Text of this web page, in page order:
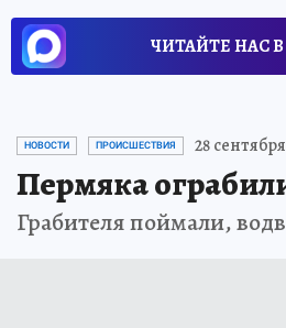
ЧИТАЙТЕ НАС
НОВОСТИ ПРОИСШЕСТВИЯ 28 сентября
Пермяка
Грабителя поймали,